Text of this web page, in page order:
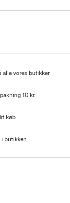
alle vores butikker
10 kr.
køb
butikken